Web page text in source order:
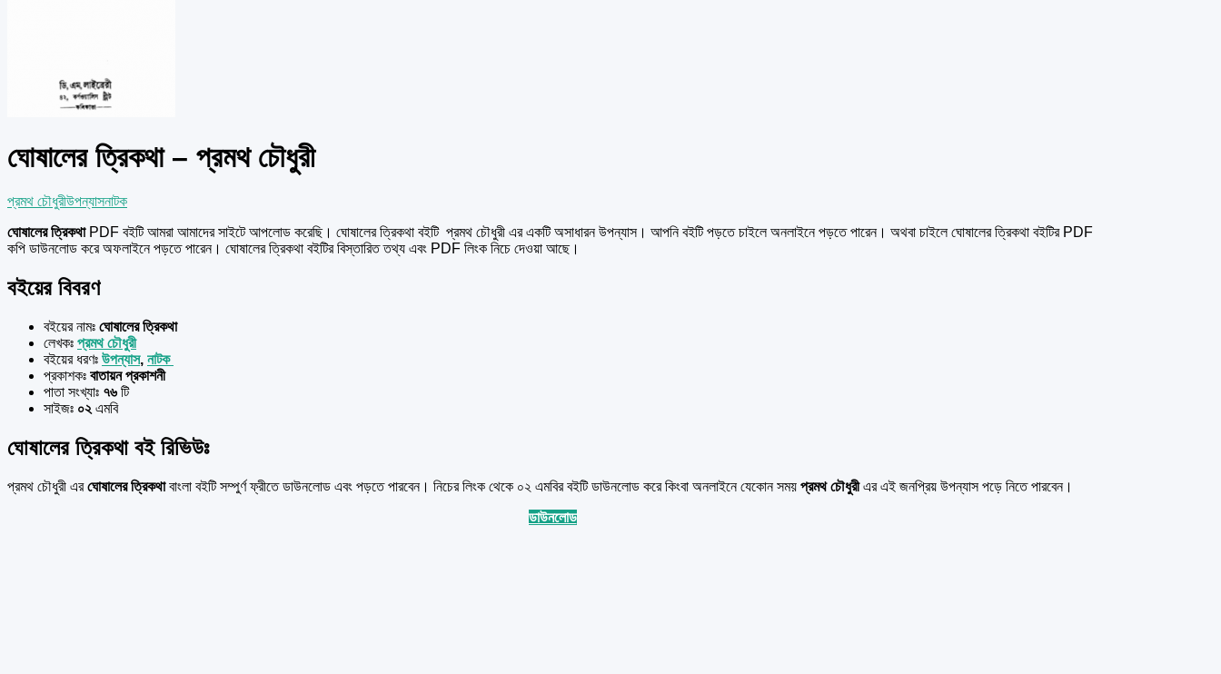
ঘোষালের ত্রিকথা – প্রমথ চৌধুরী
প্রমথ চৌধুরীউপন্যাসনাটক
ঘোষালের ত্রিকথাPDF বইটি আমরা আমাদের সাইটে আপলোড করেছি। ঘোষালের ত্রিকথা বইটি প্রমথ চৌধুরী এর একটি অসাধারন উপন্যাস। আপনি বইটি পড়তে চাইলে অনলাইনে পড়তে পারেন। অথবা চাইলে ঘোষালের ত্রিকথা বইটির PDF
কপি ডাউনলোড করে অফলাইনে পড়তে পারেন। ঘোষালের ত্রিকথা বইটির বিস্তারিত তথ্য এবং PDF লিংক নিচে দেওয়া আছে।
বইয়ের বিবরণ
বইয়ের নামঃ ঘোষালের ত্রিকথা
লেখকঃ প্রমথ চৌধুরী
বইয়ের ধরণঃ উপন্যাস, নাটক
প্রকাশকঃ বাতায়ন প্রকাশনী
পাতা সংখ্যাঃ ৭৬ টি
সাইজঃ ০২ এমবি
ঘোষালের ত্রিকথা বই রিভিউঃ
প্রমথ চৌধুরী এরঘোষালের ত্রিকথাবাংলা বইটি সম্পুর্ণ ফ্রীতে ডাউনলোড এবং পড়তে পারবেন। নিচের লিংক থেকে ০২ এমবির বইটি ডাউনলোড করে কিংবা অনলাইনে যেকোন সময় প্রমথ চৌধুরীএর এই জনপ্রিয় উপন্যাস পড়ে নিতে পারবেন।
ডাউনলোড